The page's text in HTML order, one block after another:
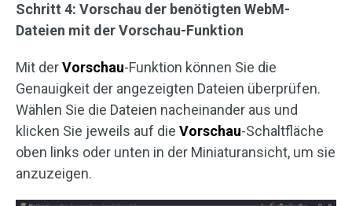
Schritt 4: Vorschau der benötigten WebM-
Dateien mit der Vorschau-Funktion
Mit derVorschau-Funktion können Sie die
Genauigkeit der angezeigten Dateien überprüfen.
Wählen Sie die Dateien nacheinander aus und
klicken Sie jeweils auf die Vorschau-Schaltfläche
oben links oder unten in der Miniaturansicht, um sie
anzuzeigen.